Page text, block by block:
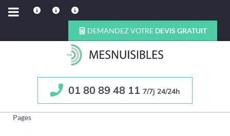
DEMANDEZ VOTRE DEVIS GRATUIT
01 80 89 48 11 7/7j 24/24h
Pages